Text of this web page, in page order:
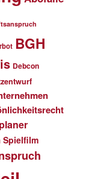
BGH
Debcon
Spielfilm